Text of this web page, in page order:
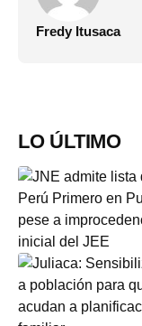
Fredy Itusaca
LO ÚLTIMO